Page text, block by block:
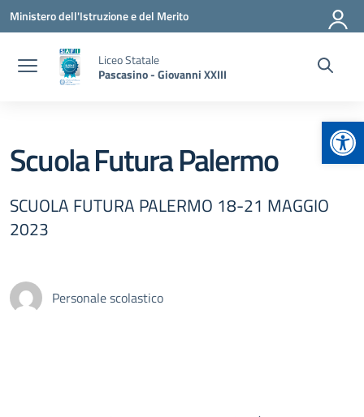
Vai ai contenuti
Vai al menu di navigazione
Vai al footer
Ministero dell'Istruzione e del Merito
Liceo Statale
Pascasino - Giovanni XXIII
Scuola Futura Palermo
SCUOLA FUTURA PALERMO 18-21 MAGGIO
2023
Personale scolastico